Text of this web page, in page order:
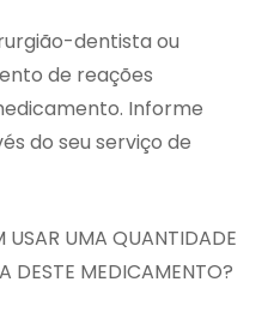
dentista ou
de reações
Informe
do seu serviço de
USAR UMA QUANTIDADE
DESTE MEDICAMENTO?